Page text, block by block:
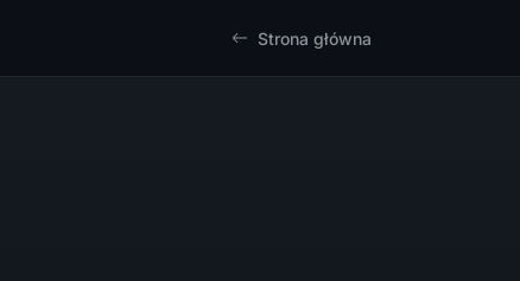
Strona główna